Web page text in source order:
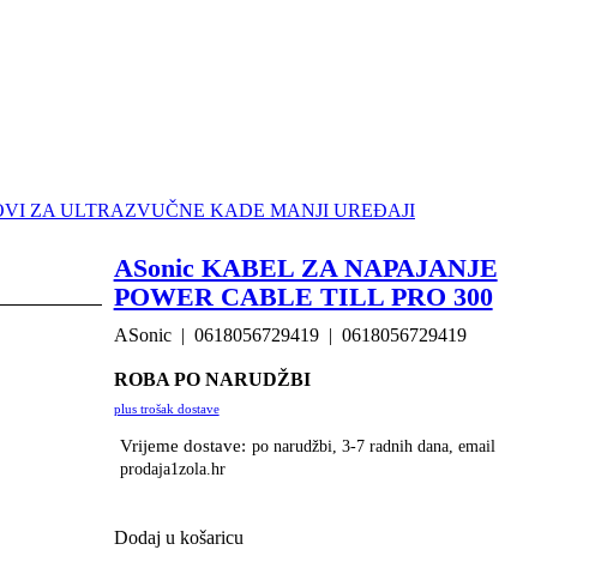
ZA ULTRAZVUČNE KADE MANJI UREĐAJI
ASonic KABEL ZA NAPAJANJE
POWER CABLE TILL PRO 300
ASonic 0618056729419 0618056729419
ROBA PO NARUDŽBI
plus trošak dostave
Vrijeme dostave: po narudžbi, 3-7 radnih dana, email
prodaja1zola.hr
Dodaj u košaricu